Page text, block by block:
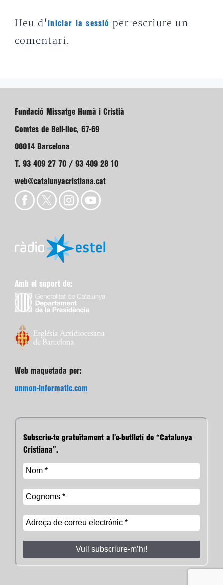
Heu d'iniciar la sessió
per escriure un
comentari.
Fundació Missatge Humà i Cristià
Comtes de Bell-lloc, 67-69
08014 Barcelona
T. 93 409 27 70 / 93 409 28 10
web@catalunyacristiana.cat
Amb el suport de:
Web maquetada per:
unmon-informatic.com
Subscriu-te gratuïtament a l’e-butlletí de “Catalunya
Cristiana”.